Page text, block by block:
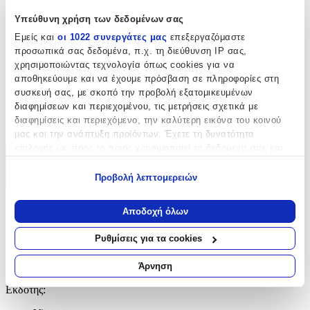
Υπεύθυνη χρήση των δεδομένων σας
Εμείς και οι 1022 συνεργάτες μας επεξεργαζόμαστε
προσωπικά σας δεδομένα, π.χ. τη διεύθυνση IP σας,
χρησιμοποιώντας τεχνολογία όπως cookies για να
αποθηκεύουμε και να έχουμε πρόσβαση σε πληροφορίες στη
συσκευή σας, με σκοπό την προβολή εξατομικευμένων
διαφημίσεων και περιεχομένου, τις μετρήσεις σχετικά με
διαφημίσεις και περιεχόμενο, την καλύτερη εικόνα του κοινού
μας και την ανάπτυξη προϊόντων. Έχετε τη δυνατότητα
Να συλλέξουμε πληροφορίες σχετικά με τη γεωγραφική
σας τοποθεσία, οι οποίες μπορεί να είναι ακριβείς σε
απόσταση μερικών μέτρων
Να αναγνωρίσουμε τη συσκευή σας σαρώνοντας ενεργά
για συγκεκριμένα χαρακτηριστικά (δακτυλικό αποτύπωμα)
Μάθετε περισσότερα σχετικά με τον τρόπο επεξεργασίας των
προσωπικών σας δεδομένων και καθορίστε τις προτιμήσεις σας
Προβολή λεπτομερειών
Αποδοχή όλων
Ρυθμίσεις για τα cookies
Άρνηση
1.6x12.9x19.8
cm
Γλώσσα:
Αγγλικά
ISBN
9780099488972
Χαρακτηριστικά
Χαρακτηριστικά
Συγγραφέας
Εκδότης: